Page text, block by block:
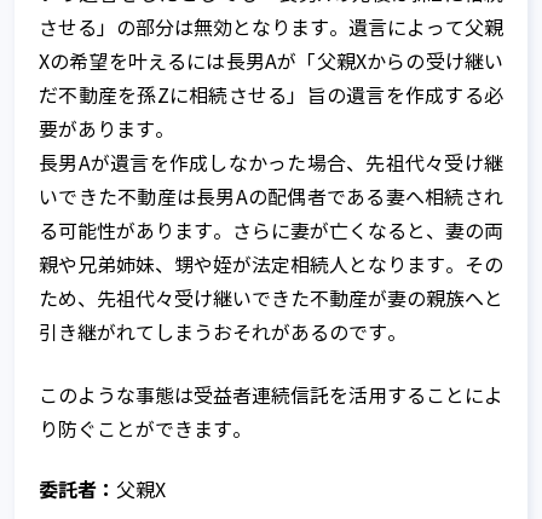
させる」の部分は無効となります。遺言によって父親
Xの希望を叶えるには長男Aが「父親Xからの受け継い
だ不動産を孫Zに相続させる」旨の遺言を作成する必
要があります。
長男Aが遺言を作成しなかった場合、先祖代々受け継
いできた不動産は長男Aの配偶者である妻へ相続され
る可能性があります。さらに妻が亡くなると、妻の両
親や兄弟姉妹、甥や姪が法定相続人となります。その
ため、先祖代々受け継いできた不動産が妻の親族へと
引き継がれてしまうおそれがあるのです。
このような事態は受益者連続信託を活用することによ
り防ぐことができます。
委託者： 父親X